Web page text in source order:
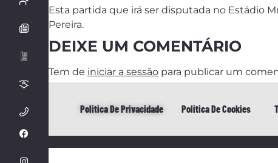
Esta partida que irá ser disputada no Estádio
Pereira.
DEIXE UM COMENTÁRIO
Tem de iniciar a sessão para publicar um
Politica De Privacidade Politica De Cookies